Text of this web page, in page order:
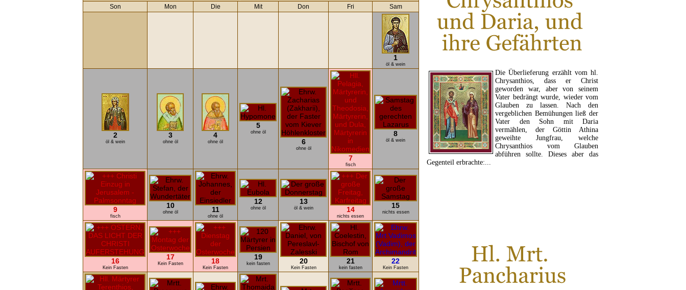
Die Überlieferung erzählt vom hl.
Chrysanthios, dass er Christ
geworden war, aber von seinem
Vater bedrängt wurde, wieder vom
Glauben zu lassen. Nach den
vergeblichen Bemühungen ließ der
Vater den Sohn mit Daria
vermählen, der Göttin Athina
geweihte Jungfrau, welche
Chrysanthios vom Glauben
abführen sollte. Dieses aber das
Gegenteil erbrachte:...
Son Mon Die Mit Don Fri Sam
1
öl & wein
2
öl & wein
3
ohne öl
4
ohne öl
5
ohne öl
6
ohne öl
7
fisch
8
öl & wein
9
fisch
10
ohne öl 11
ohne öl
12
ohne öl
13
öl & wein 14
nichts essen
15
nichts essen
16
Kein Fasten
17
Kein Fasten 18
Kein Fasten
19
kein fasten 20
Kein Fasten
21
kein fasten
22
Kein Fasten